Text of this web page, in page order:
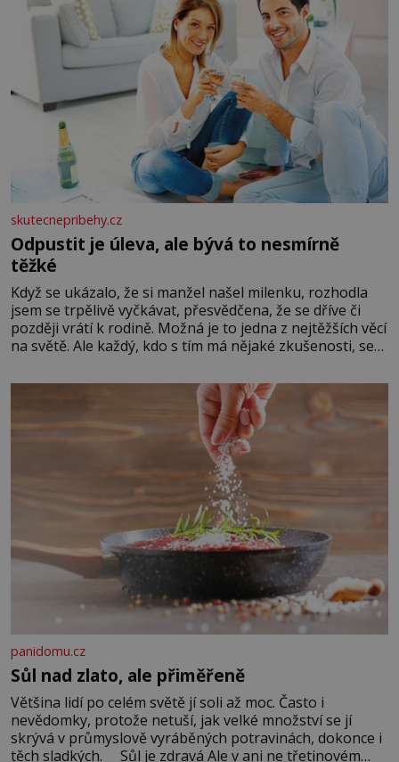
skutecnepribehy.cz
Odpustit je úleva, ale bývá to nesmírně
těžké
Když se ukázalo, že si manžel našel milenku, rozhodla
jsem se trpělivě vyčkávat, přesvědčena, že se dříve či
později vrátí k rodině. Možná je to jedna z nejtěžších věcí
na světě. Ale každý, kdo s tím má nějaké zkušenosti, se
Když se ke mně doneslo, že si manžel pořídil milenku,
panidomu.cz
Sůl nad zlato, ale přiměřeně
Většina lidí po celém světě jí soli až moc. Často i
nevědomky, protože netuší, jak velké množství se jí
skrývá v průmyslově vyráběných potravinách, dokonce i
těch sladkých. Sůl je zdravá Ale v ani ne třetinovém